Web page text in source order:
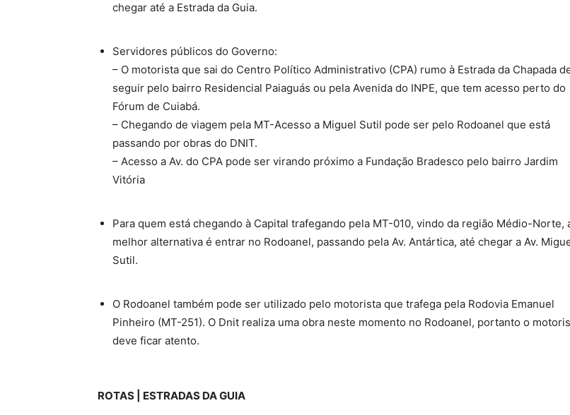
chegar até a Estrada da Guia.
Servidores públicos do Governo:
– O motorista que sai do Centro Político Administrativo (CPA) rumo à Estrada da Chapada
seguir pelo bairro Residencial Paiaguás ou pela Avenida do INPE, que tem acesso perto do
Fórum de Cuiabá.
– Chegando de viagem pela MT-Acesso a Miguel Sutil pode ser pelo Rodoanel que está
passando por obras do DNIT.
– Acesso a Av. do CPA pode ser virando próximo a Fundação Bradesco pelo bairro Jardim
Vitória
Para quem está chegando à Capital trafegando pela MT-010, vindo da região Médio-Norte,
melhor alternativa é entrar no Rodoanel, passando pela Av. Antártica, até chegar a Av.
Sutil.
O Rodoanel também pode ser utilizado pelo motorista que trafega pela Rodovia Emanuel
Pinheiro (MT-251). O Dnit realiza uma obra neste momento no Rodoanel, portanto o
deve ficar atento.
ROTAS | ESTRADAS DA GUIA